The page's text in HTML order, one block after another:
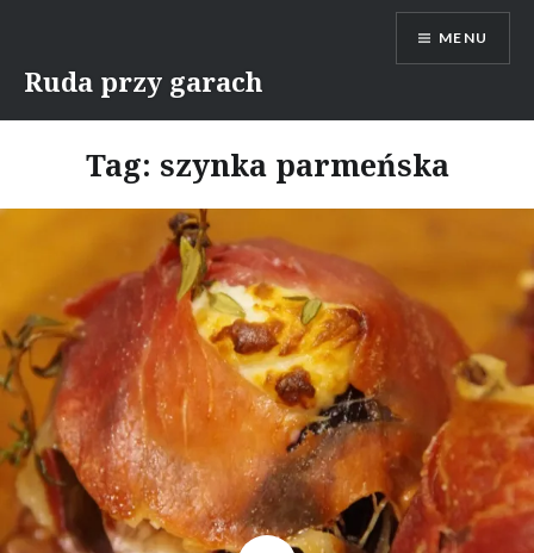
content
Ruda przy garach
MENU
Tag: szynka parmeńska